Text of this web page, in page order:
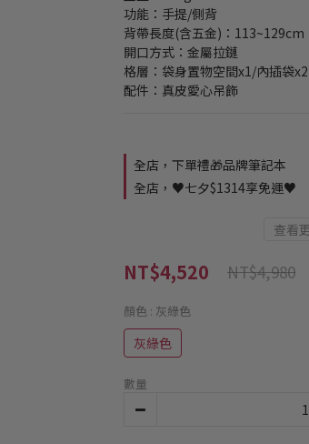
功能：手提/側背
背帶長度(含五金)：113~129cm
開口方式：金屬拉鏈
格層：袋身置物空間x1/內插袋x2
配件：真皮愛心吊飾
全店，下單禮🎁品牌筆記本
全店，♥️七夕$1314享免運♥️
查看
NT$4,520 NT$4,980
顏色 : 灰綠色
灰綠色
數量